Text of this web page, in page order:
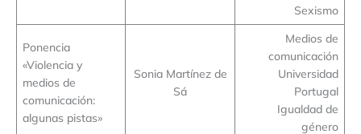
Sexismo
Ponencia
«Violencia y
medios de
comunicación:
algunas pistas»
Sonia Martínez de
Sá
Medios de
comunicación
Universidad
Portugal
Igualdad de
género